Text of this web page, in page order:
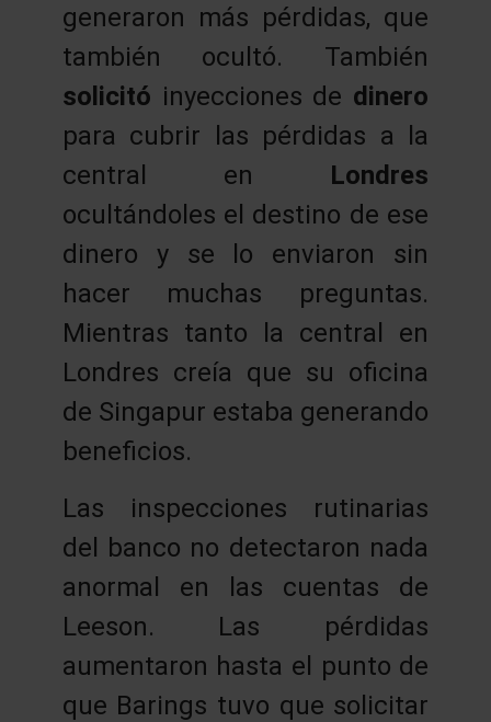
generaron más pérdidas, que
también ocultó. También
solicitó inyecciones de dinero
para cubrir las pérdidas a la
central en Londres
ocultándoles el destino de ese
dinero y se lo enviaron sin
hacer muchas preguntas.
Mientras tanto la central en
Londres creía que su oficina
de Singapur estaba generando
beneficios.
Las inspecciones rutinarias
del banco no detectaron nada
anormal en las cuentas de
Leeson. Las pérdidas
aumentaron hasta el punto de
que Barings tuvo que solicitar